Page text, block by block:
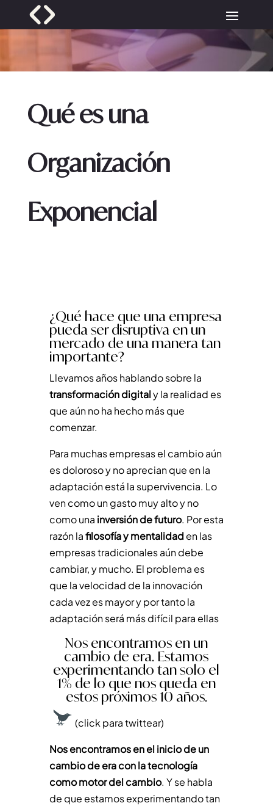
Qué es una
Organización
Exponencial
¿Qué hace que una empresa
pueda ser disruptiva en un
mercado de una manera tan
importante?
Llevamos años hablando sobre la
transformación digitaly la realidad es
que aún no ha hecho más que
comenzar.
Para muchas empresas el cambio aún
es doloroso y no aprecian que en la
adaptación está la supervivencia. Lo
ven como un gasto muy alto y no
como una inversión de futuro. Por esta
razón lafilosofía y mentalidaden las
empresas tradicionales aún debe
cambiar, y mucho. El problema es
que la velocidad de la innovación
cada vez es mayor y por tanto la
adaptación será más difícil para ellas
Nos encontramos en un
cambio de era. Estamos
experimentando tan solo el
1% de lo que nos queda en
estos próximos 10 años.
(click para twittear)
Nos encontramos en el inicio de un
cambio de era con la tecnología
como motor del cambio. Y se habla
de que estamos experimentando tan